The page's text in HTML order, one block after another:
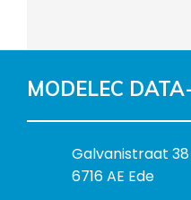
MODELEC
B
e
Galvanistraat 38
6716 AE Ede